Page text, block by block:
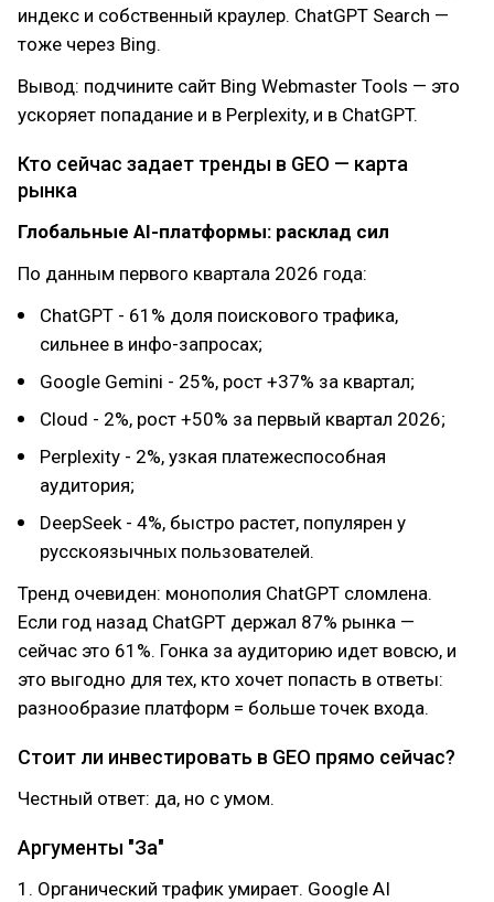
индекс и собственный краулер. ChatGPT Search —
тоже через Bing.
Вывод: подчините сайт Bing Webmaster Tools — это
ускоряет попадание и в Perplexity, и в ChatGPT.
Кто сейчас задает тренды в GEO — карта
рынка
Глобальные AI-платформы: расклад сил
По данным первого квартала 2026 года:
ChatGPT - 61% доля поискового трафика,
сильнее в инфо-запросах;
Google Gemini - 25%, рост +37% за квартал;
Cloud - 2%, рост +50% за первый квартал 2026;
Perplexity - 2%, узкая платежеспособная
аудитория;
DeepSeek - 4%, быстро растет, популярен у
русскоязычных пользователей.
Тренд очевиден: монополия ChatGPT сломлена.
Если год назад ChatGPT держал 87% рынка —
сейчас это 61%. Гонка за аудиторию идет вовсю, и
это выгодно для тех, кто хочет попасть в ответы:
разнообразие платформ = больше точек входа.
Стоит ли инвестировать в GEO прямо сейчас?
Честный ответ: да, но с умом.
Аргументы "За"
1. Органический трафик умирает. Google AI